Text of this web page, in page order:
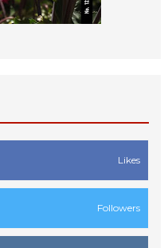
Likes
Followers